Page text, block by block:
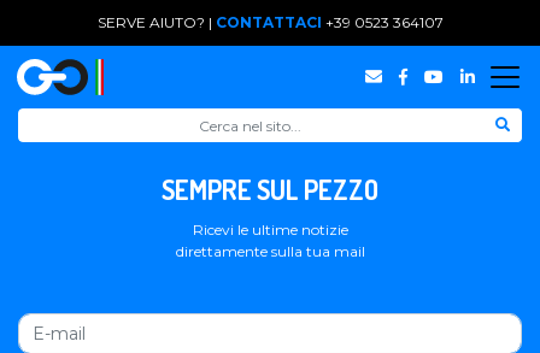
SERVE AIUTO? | CONTATTACI +39 0523 364107
SEMPRE SUL PEZZO
Ricevi le ultime notizie
direttamente sulla tua mail